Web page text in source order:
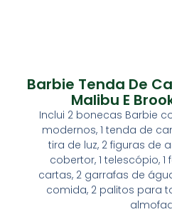
Barbie Tenda De
Malibu E
Inclui 2 bonecas Barbie
modernos, 1 tenda de
tira de luz, 2 figuras de
cobertor, 1 telescópio,
cartas, 2 garrafas de
comida, 2 palitos para